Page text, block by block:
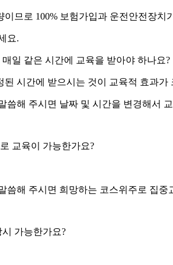
이므로 100% 보험가입과 운전안전장
요.
일 같은 시간에 교육을 받아야 하나요?
된 시간에 받으시는 것이 교육적 효과가
씀해 주시면 날짜 및 시간을 변경해서
교육이 가능한가요?
씀해 주시면 희망하는 코스위주로 집중
가능한가요?